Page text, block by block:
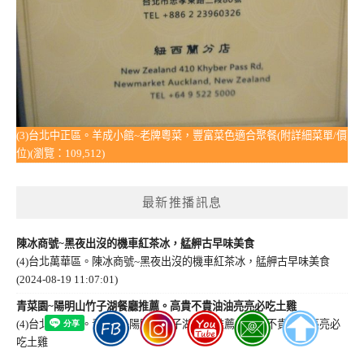
(3)台北中正區。羊成小館~老牌粵菜，豐富菜色適合聚餐(附詳細菜單/價
位)(瀏覽：109,512)
最新推播訊息
陳冰商號~黑夜出沒的機車紅茶冰，艋舺古早味美食
(4)台北萬華區。陳冰商號~黑夜出沒的機車紅茶冰，艋舺古早味美食
(2024-08-19 11:07:01)
青菜園~陽明山竹子湖餐廳推薦。高貴不貴油油亮亮必吃土雞
(4)台北士林區。青菜園~陽明山竹子湖餐廳推薦。高貴不貴油油亮亮必
吃土雞